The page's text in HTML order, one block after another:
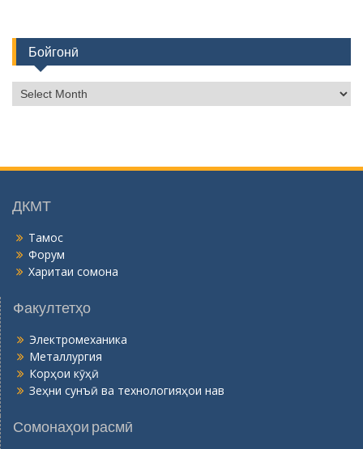
Бойгонӣ
о
н
ДКМТ
Тамос
Форум
Харитаи сомона
Факултетҳо
Электромеханика
Металлургия
Корҳои кӯҳӣ
Зеҳни сунъӣ ва технологияҳои нав
Сомонаҳои расмӣ